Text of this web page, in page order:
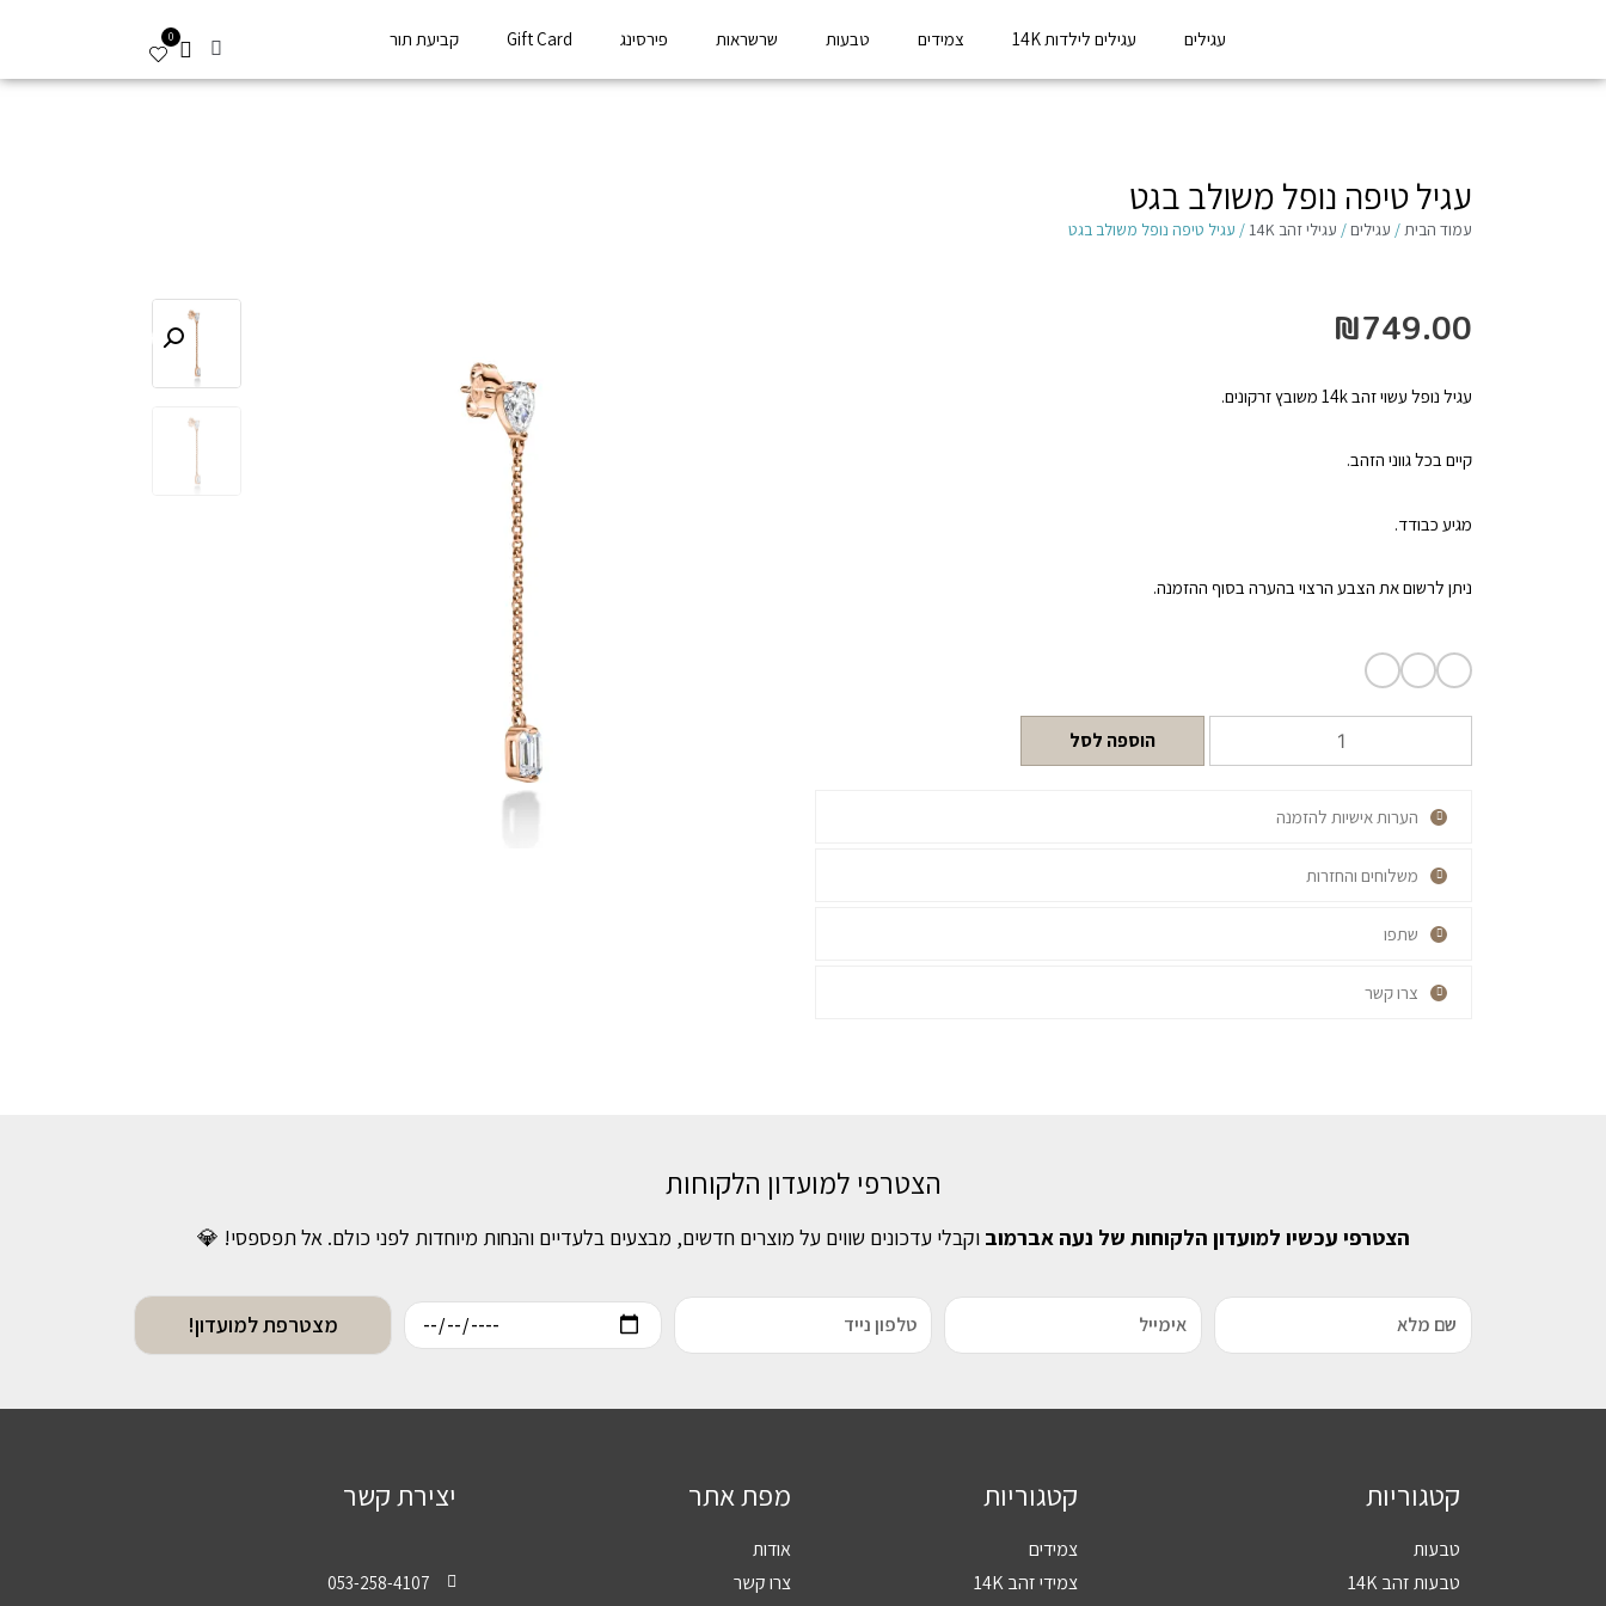
עגילים עגילים לילדות 14K צמידים טבעות שרשראות פירסינג Gift Card קביעת תור 0
עגיל טיפה נופל משולב בגט
עמוד הבית/ עגילים / עגילי זהב 14K / עגיל טיפה נופל משולב בגט
₪749.00
עגיל נופל עשוי זהב 14k משובץ זרקונים.
קיים בכל גווני הזהב.
מגיע כבודד.
ניתן לרשום את הצבע הרצוי בהערה בסוף ההזמנה.
הוספה לסל
הערות אישיות להזמנה
משלוחים והחזרות
שתפו
צרו קשר
הצטרפי למועדון הלקוחות
הצטרפי עכשיו למועדון הלקוחות של נעה אברמוב וקבלי עדכונים שווים על מוצרים חדשים, מבצעים בלעדיים והנחות מיוחדות לפני כולם. אל תפספסי! 💎
מצטרפת למועדון!
קטגוריות
טבעות
טבעות זהב 14K
קטגוריות
צמידים
צמידי זהב 14K
מפת אתר
אודות
צרו קשר
יצירת קשר
053-258-4107